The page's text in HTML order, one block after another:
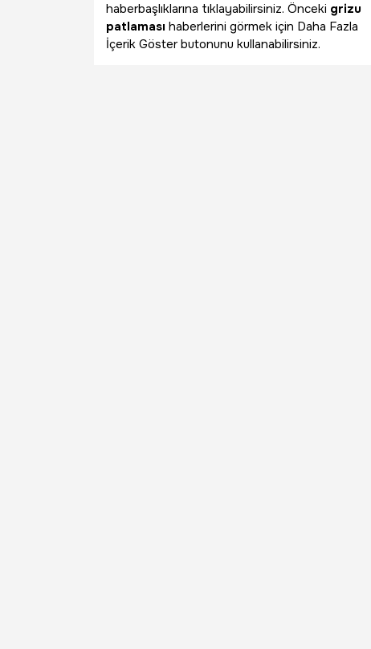
haberbaşlıklarına tıklayabilirsiniz. Önceki grizu
patlaması haberlerini görmek için Daha Fazla
İçerik Göster butonunu kullanabilirsiniz.